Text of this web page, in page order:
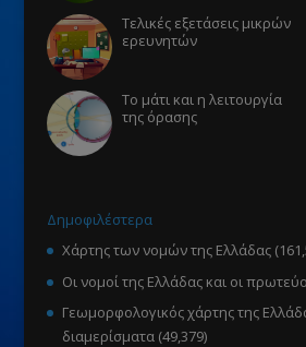
Τελικές εξετάσεις μικρών
ερευνητών
Το μάτι και η λειτουργία
της όρασης
Δημοφιλέστερα
Χάρτης των νομών της Ελλάδας
Οι νομοί της Ελλάδας και οι
Γεωμορφολογικός χάρτης της
διαμερίσματα (49,379)